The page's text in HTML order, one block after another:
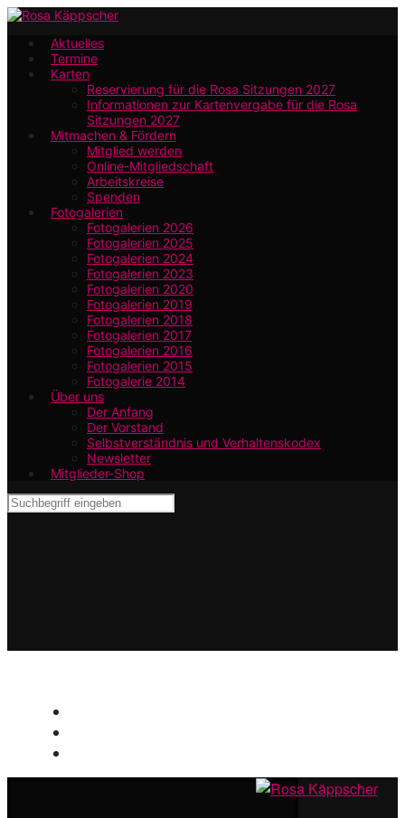
Zum
Hauptinhalt
springen
Aktuelles
Termine
Karten
Reservierung für die Rosa Sitzungen 2027
Informationen zur Kartenvergabe für die Rosa
Sitzungen 2027
Mitmachen & Fördern
Mitglied werden
Online-Mitgliedschaft
Arbeitskreise
Spenden
Fotogalerien
Fotogalerien 2026
Fotogalerien 2025
Fotogalerien 2024
Fotogalerien 2023
Fotogalerien 2020
Fotogalerien 2019
Fotogalerien 2018
Fotogalerien 2017
Fotogalerien 2016
Fotogalerien 2015
Fotogalerie 2014
Über uns
Der Anfang
Der Vorstand
Selbstverständnis und Verhaltenskodex
Newsletter
Mitglieder-Shop